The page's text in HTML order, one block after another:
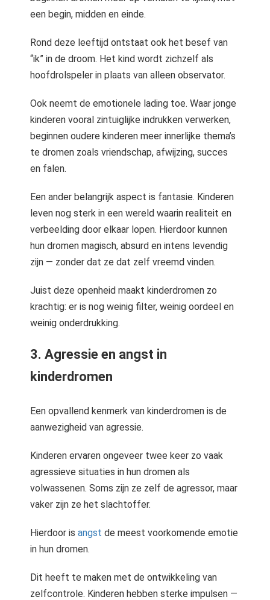
een begin, midden en einde.
Rond deze leeftijd ontstaat ook het besef van
“ik” in de droom. Het kind wordt zichzelf als
hoofdrolspeler in plaats van alleen observator.
Ook neemt de emotionele lading toe. Waar jonge
kinderen vooral zintuiglijke indrukken verwerken,
beginnen oudere kinderen meer innerlijke thema’s
te dromen zoals vriendschap, afwijzing, succes
en falen.
Een ander belangrijk aspect is fantasie. Kinderen
leven nog sterk in een wereld waarin realiteit en
verbeelding door elkaar lopen. Hierdoor kunnen
hun dromen magisch, absurd en intens levendig
zijn — zonder dat ze dat zelf vreemd vinden.
Juist deze openheid maakt kinderdromen zo
krachtig: er is nog weinig filter, weinig oordeel en
weinig onderdrukking.
3. Agressie en angst in
kinderdromen
Een opvallend kenmerk van kinderdromen is de
aanwezigheid van agressie.
Kinderen ervaren ongeveer twee keer zo vaak
agressieve situaties in hun dromen als
volwassenen. Soms zijn ze zelf de agressor, maar
vaker zijn ze het slachtoffer.
Hierdoor is angst de meest voorkomende emotie
in hun dromen.
Dit heeft te maken met de ontwikkeling van
zelfcontrole. Kinderen hebben sterke impulsen —